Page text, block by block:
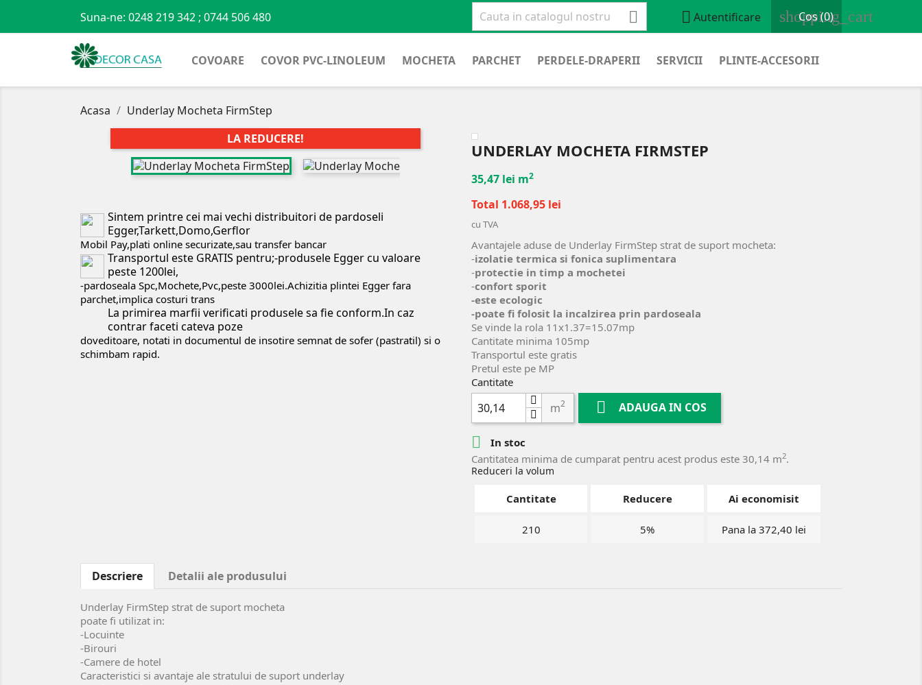
Suna-ne: 0248 219 342 ; 0744 506 480   Autentificare shopping_cart
Cos(0)
COVOARE COVOR PVC-LINOLEUM MOCHETA PARCHET PERDELE-DRAPERII SERVICII PLINTE-ACCESORII
Acasa
Underlay Mocheta FirmStep
LA REDUCERE!
Sintem printre cei mai vechi distribuitori de pardoseli
Egger,Tarkett,Domo,Gerflor
Mobil Pay,plati online securizate,sau transfer bancar
Transportul este GRATIS pentru;-produsele Egger cu valoare
peste 1200lei,
-pardoseala Spc,Mochete,Pvc,peste 3000lei.Achizitia plintei Egger fara
parchet,implica costuri trans
La primirea marfii verificati produsele sa fie conform.In caz
contrar faceti cateva poze
doveditoare, notati in documentul de insotire semnat de sofer (pastratil) si o
schimbam rapid.
UNDERLAY MOCHETA FIRMSTEP
35,47 lei m2
Total 1.068,95 lei
cu TVA
Avantajele aduse de Underlay FirmStep strat de suport mocheta:
-izolatie termica si fonica suplimentara
-protectie in timp a mochetei
-confort sporit
-este ecologic
-poate fi folosit la incalzirea prin pardoseala
Se vinde la rola 11x1.37=15.07mp
Cantitate minima 105mp
Transportul este gratis
Pretul este pe MP
Cantitate
m2  ADAUGA IN COS

In stoc
Cantitatea minima de cumparat pentru acest produs este 30,14 m2.
Reduceri la volum
Cantitate Reducere Ai economisit
210 5% Pana la 372,40 lei
Descriere Detalii ale produsului
Underlay FirmStep strat de suport mocheta
poate fi utilizat in:
-Locuinte
-Birouri
-Camere de hotel
Caracteristici si avantaje ale stratului de suport underlay